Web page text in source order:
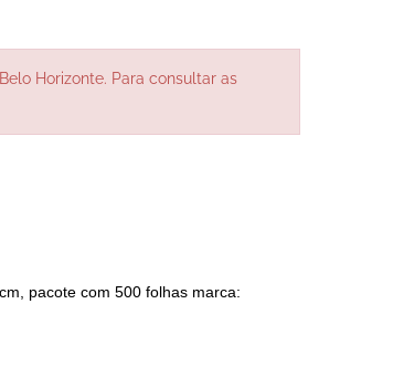
Horizonte. Para consultar as
pacote com 500 folhas marca: